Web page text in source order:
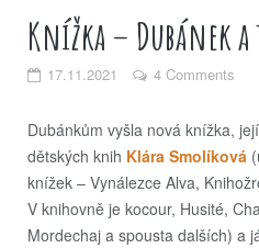
Knížka – Dubánek
17.11.2021 4 Comments
Dubánkům vyšla nová knížka,
dětských knih Klára Smolíková
knížek – Vynálezce Alva,
V knihovně je kocour, Husité,
Mordechaj a spousta dalších) a